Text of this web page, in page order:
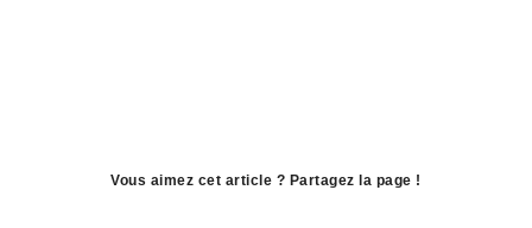
Vous aimez cet article ? Partagez la page !